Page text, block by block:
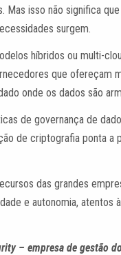
isso não significa
surgem.
híbridos ou multi-
que ofereçam
onde os dados são
de governança de
de criptografia ponta a
das grandes
e autonomia, atentos
– empresa de gestão